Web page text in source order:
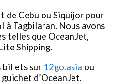
de Cebu ou Siquijor pour
Tagbilaran. Nous avons
telles que OceanJet,
Shipping.
billets sur 12go.asia ou
d’OceanJet.